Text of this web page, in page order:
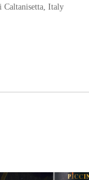
Caltanisetta, Italy